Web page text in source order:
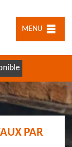
MENU
PAR